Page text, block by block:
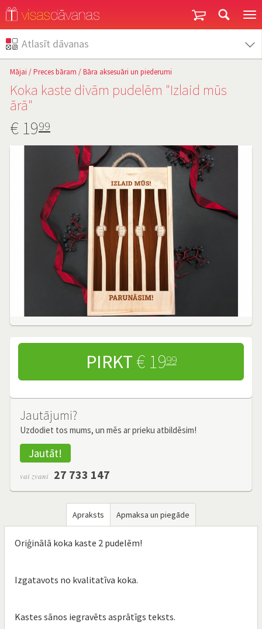
Atlasīt dāvanas
Mājai /Preces bāram /Bāra aksesuāri un piederumi
Koka kaste divām pudelēm "Izlaid mūs
ārā"
€ 1999
PIRKT € 1999
Jautājumi?
Uzdodiet tos mums, un mēs ar prieku atbildēsim!
Jautāt!
vai zvani 27 733 147
Apraksts Apmaksa un piegāde
Oriģinālā koka kaste 2 pudelēm!
Izgatavots no kvalitatīva koka.
Kastes sānos iegravēts asprātīgs teksts.